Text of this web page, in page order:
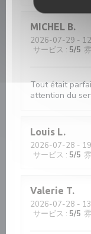
MICHEL B
2026-07-29 -
サービス : 5/5
Tout était
attention du
Louis L
2026-07-28 -
サービス : 5/5
Valerie T
2026-07-28 -
サービス : 5/5